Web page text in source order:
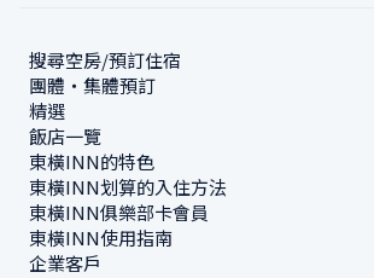
搜尋空房/預訂住宿
團體・集體預訂
精選
飯店一覽
東橫INN的特色
東橫INN划算的入住方法
東橫INN俱樂部卡會員
東橫INN使用指南
企業客戶